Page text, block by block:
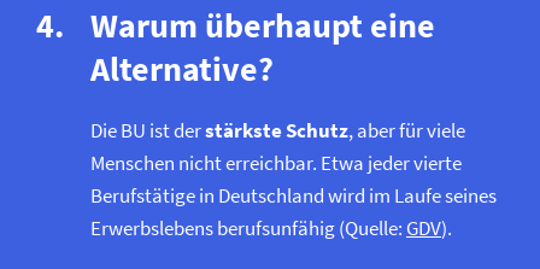
Warum überhaupt eine
Alternative?
Die BU ist derstärkste Schutz, aber für viele
Menschen nicht erreichbar. Etwa jeder vierte
Berufstätige in Deutschland wird im Laufe seines
Erwerbslebens berufsunfähig (Quelle: GDV).